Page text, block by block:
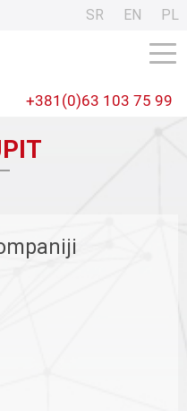
SR EN PL
+381(0)63 103 75 99